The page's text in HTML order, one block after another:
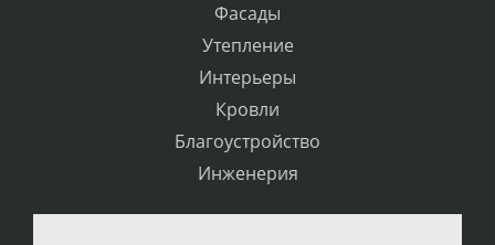
Фасады
Утепление
Интерьеры
Кровли
Благоустройство
Инженерия